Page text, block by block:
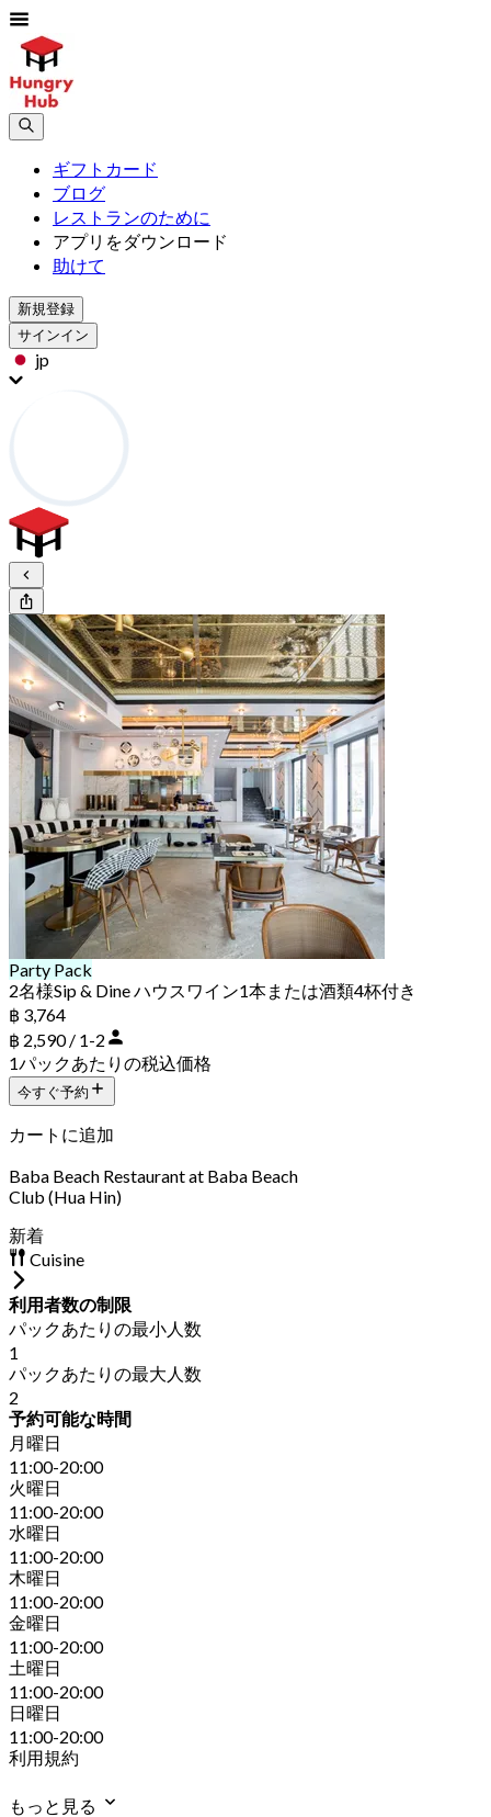
ギフトカード
ブログ
レストランのために
アプリをダウンロード
助けて
新規登録
サインイン
jp
Party Pack
2名様Sip & Dine ハウスワイン1本または酒類4杯付き
฿ 3,764
฿ 2,590 / 1-2
1パックあたりの税込価格
今すぐ予約
カートに追加
Baba Beach Restaurant at Baba Beach
Club (Hua Hin)
新着
Cuisine
利用者数の制限
パックあたりの最小人数
1
パックあたりの最大人数
2
予約可能な時間
月曜日
11:00-20:00
火曜日
11:00-20:00
水曜日
11:00-20:00
木曜日
11:00-20:00
金曜日
11:00-20:00
土曜日
11:00-20:00
日曜日
11:00-20:00
利用規約
もっと見る